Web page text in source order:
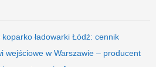
ładowarki Łódź: cennik
wejściowe w Warszawie – producent